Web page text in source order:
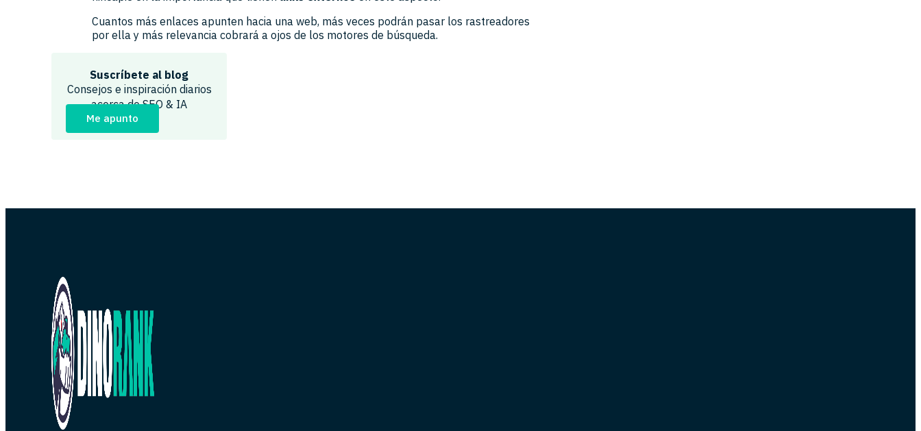
Cuantos más enlaces apunten hacia una web, más veces podrán pasar los rastreadores
por ella y más relevancia cobrará a ojos de los motores de búsqueda.
Suscríbete al blog
Consejos e inspiración diarios
acerca de SEO & IA
Me apunto